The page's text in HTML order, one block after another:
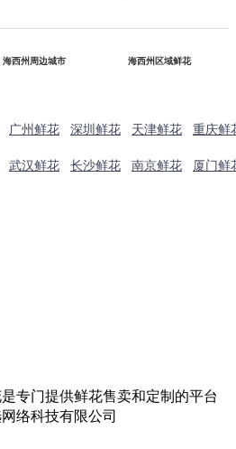
海西州周边城市 海西州区域鲜花
广州鲜花 深圳鲜花 天津鲜花 重庆鲜
武汉鲜花 长沙鲜花 南京鲜花 厦门鲜
专门提供鲜花售卖和定制的平台
络科技有限公司